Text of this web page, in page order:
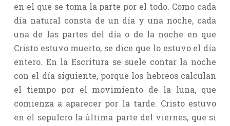
en el que se toma la parte por el todo. Como cada
día natural consta de un día y una noche, cada
una de las partes del día o de la noche en que
Cristo estuvo muerto, se dice que lo estuvo el día
entero. En la Escritura se suele contar la noche
con el día siguiente, porque los hebreos calculan
el tiempo por el movimiento de la luna, que
comienza a aparecer por la tarde. Cristo estuvo
en el sepulcro la última parte del viernes, que si